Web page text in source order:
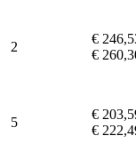
2
€
€
5
€
€